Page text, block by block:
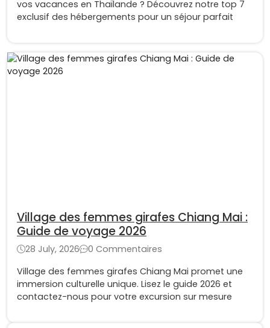
vos vacances en Thaïlande ? Découvrez notre top 7
exclusif des hébergements pour un séjour parfait
Village des femmes girafes Chiang Mai :
Guide de voyage 2026
28 July, 2026
0 Commentaires
Village des femmes girafes Chiang Mai promet une
immersion culturelle unique. Lisez le guide 2026 et
contactez-nous pour votre excursion sur mesure